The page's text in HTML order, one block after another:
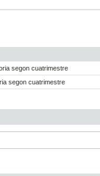
segon cuatrimestre
segon cuatrimestre